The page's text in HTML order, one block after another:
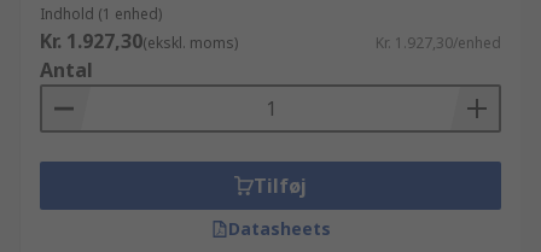
Indhold (1 enhed)
Kr. 1.927,30(ekskl. moms) Kr. 1.927,30/enhed
Antal
Tilføj
Datasheets